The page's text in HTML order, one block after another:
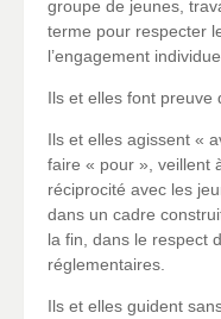
groupe de jeunes,
terme pour respecter
l’engagement
Ils et elles font preuve
Ils et elles agissent «
faire « pour », veillent
réciprocité avec les
dans un cadre
la fin, dans le respect
réglementaires.
Ils et elles guident